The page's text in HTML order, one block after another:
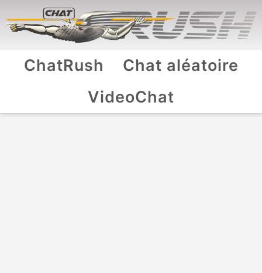
ChatRush
Chat aléatoire
VideoChat